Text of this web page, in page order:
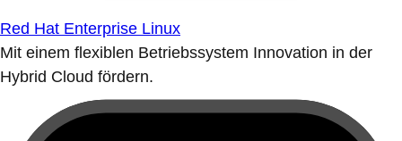
Red Hat Enterprise Linux
Mit einem flexiblen Betriebssystem Innovation in der
Hybrid Cloud fördern.